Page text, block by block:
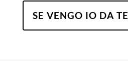
SE VENGO IO DA TE